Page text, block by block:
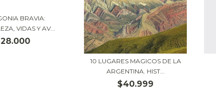
BRAVIA:
VIDAS Y AV...
10 LUGARES MAGICOS DE LA
ARGENTINA. HIST...
$40.999